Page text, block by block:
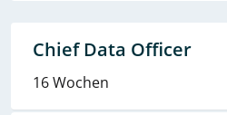
Chief Data Officer
16 Wochen